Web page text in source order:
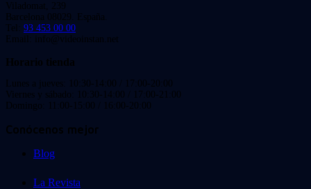
Viladomat, 239
Barcelona 08029. España.
Tel: 93 453 00 00
Email: info@videoinstan.net
Horario tienda
Lunes a jueves: 10:30-14:00 / 17:00-20:00
Viernes y sábado: 10:30-14:00 / 17:00-21:00
Domingo: 11:00-15:00 / 16:00-20:00
Conócenos mejor
Blog
La Revista